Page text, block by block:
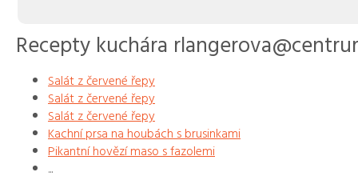
Recepty kuchára
Salát z červené řepy
Salát z červené řepy
Salát z červené řepy
Kachní prsa na houbách s brusinkami
Pikantní hovězí maso s fazolemi
...